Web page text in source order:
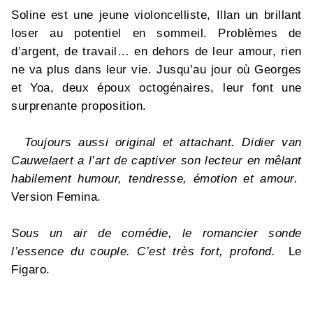
Soline est une jeune violoncelliste, Illan un brillant
loser au potentiel en sommeil. Problèmes de
d’argent, de travail… en dehors de leur amour, rien
ne va plus dans leur vie. Jusqu’au jour où Georges
et Yoa, deux époux octogénaires, leur font une
surprenante proposition.
Toujours aussi original et attachant. Didier van
Cauwelaert a l’art de captiver son lecteur en mêlant
habilement humour, tendresse, émotion et amour.
Version Femina.
Sous un air de comédie, le romancier sonde
l’essence du couple. C’est très fort, profond.
Le
Figaro.